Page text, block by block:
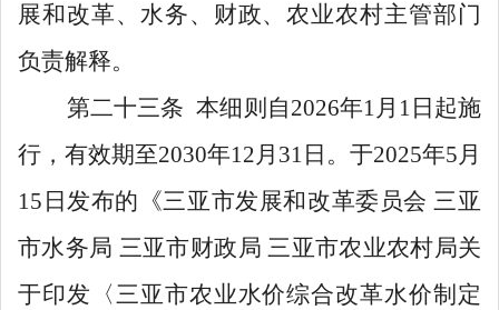
展和改革、水务、财政、农业农村主管部门
负责解释。
第二十三条 本细则自2026年1月 1 日起施
行，有效期至2030年12月 31 日。于2025年5月
15 日发布的 《三亚市发展和改革委员会 三亚
市水务局 三亚市财政局 三亚市农业农村局关
于印发〈三亚市农业水价综合改革水价制定